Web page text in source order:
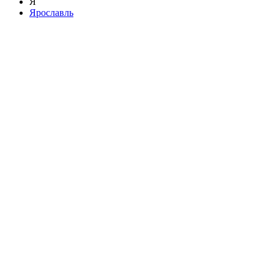
Ярославль